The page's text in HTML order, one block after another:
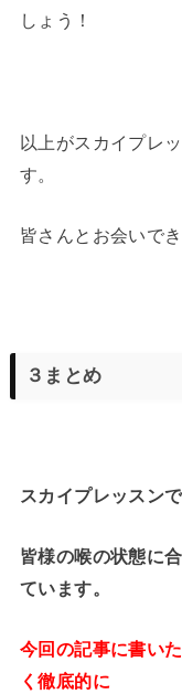
しょう！
以上がスカイプレ
す。
皆さんとお会いで
３まとめ
スカイプレッスンで
皆様の喉の状態に
ています。
今回の記事に書い
く徹底的に